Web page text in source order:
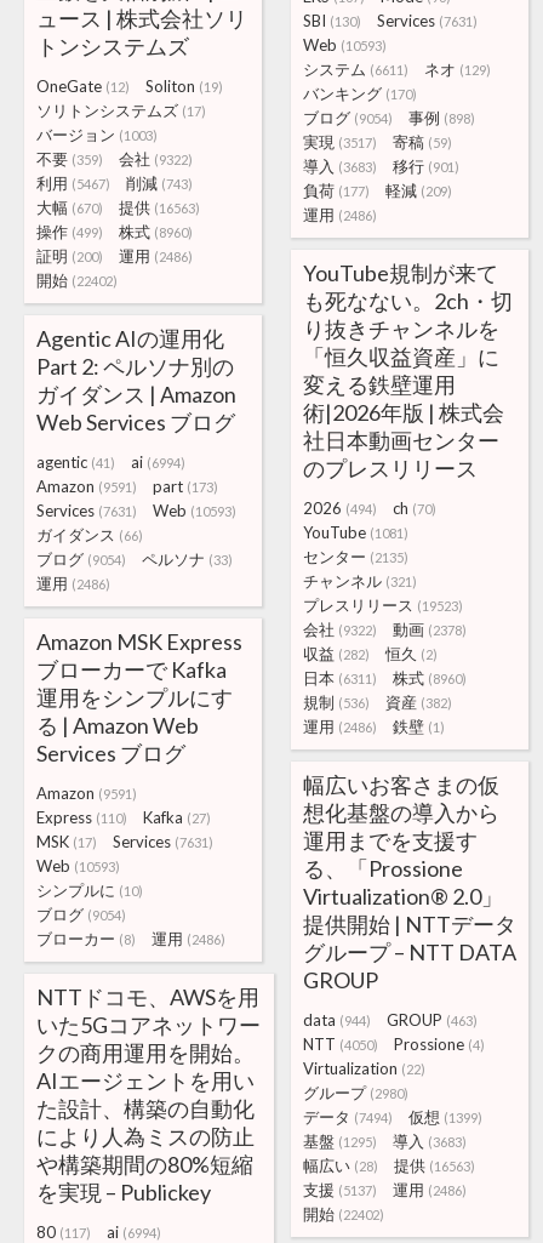
SBI (130) Services (7631)
Web (10593)
システム (6611) ネオ (129)
バンキング (170)
ブログ (9054) 事例 (898)
実現 (3517) 寄稿 (59)
導入 (3683) 移行 (901)
負荷 (177) 軽減 (209)
運用 (2486)
ュース | 株式会社ソリ
トンシステムズ
OneGate (12) Soliton (19)
ソリトンシステムズ (17)
バージョン (1003)
不要 (359) 会社 (9322)
利用 (5467) 削減 (743)
大幅 (670) 提供 (16563)
操作 (499) 株式 (8960)
証明 (200) 運用 (2486)
開始 (22402)
YouTube規制が来て
も死なない。2ch・切
り抜きチャンネルを
「恒久収益資産」に
変える鉄壁運用
術|2026年版 | 株式会
社日本動画センター
のプレスリリース
2026 (494) ch (70)
YouTube (1081)
センター (2135)
チャンネル (321)
プレスリリース (19523)
会社 (9322) 動画 (2378)
収益 (282) 恒久 (2)
日本 (6311) 株式 (8960)
規制 (536) 資産 (382)
運用 (2486) 鉄壁 (1)
Agentic AIの運用化
Part 2: ペルソナ別の
ガイダンス | Amazon
Web Services ブログ
agentic (41) ai (6994)
Amazon (9591) part (173)
Services (7631) Web (10593)
ガイダンス (66)
ブログ (9054) ペルソナ (33)
運用 (2486)
Amazon MSK Express
ブローカーで Kafka
運用をシンプルにす
る | Amazon Web
Services ブログ
Amazon (9591)
Express (110) Kafka (27)
MSK (17) Services (7631)
Web (10593)
シンプルに (10)
ブログ (9054)
ブローカー (8) 運用 (2486)
幅広いお客さまの仮
想化基盤の導入から
運用までを支援す
る、「Prossione
Virtualization® 2.0」
提供開始 | NTTデータ
グループ – NTT DATA
GROUP
data (944) GROUP (463)
NTT (4050) Prossione (4)
Virtualization (22)
グループ (2980)
データ (7494) 仮想 (1399)
基盤 (1295) 導入 (3683)
幅広い (28) 提供 (16563)
支援 (5137) 運用 (2486)
開始 (22402)
NTTドコモ、AWSを用
いた5Gコアネットワー
クの商用運用を開始。
AIエージェントを用い
た設計、構築の自動化
により人為ミスの防止
や構築期間の80%短縮
を実現 – Publickey
80 (117) ai (6994)